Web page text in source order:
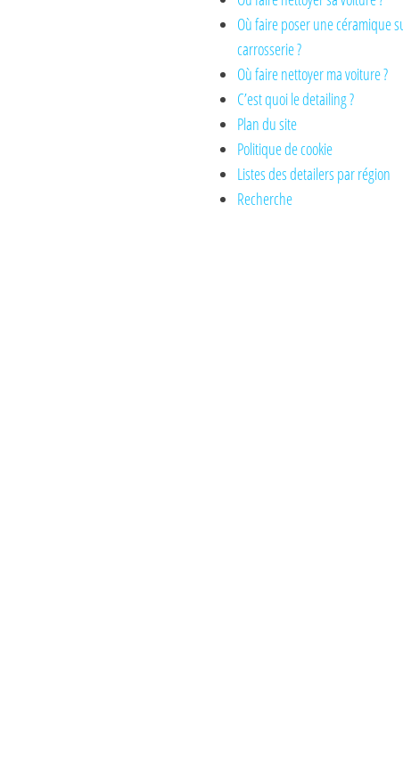
Où faire poser une céramique
carrosserie ?
Où faire nettoyer ma voiture ?
C’est quoi le detailing ?
Plan du site
Politique de cookie
Listes des detailers par région
Recherche